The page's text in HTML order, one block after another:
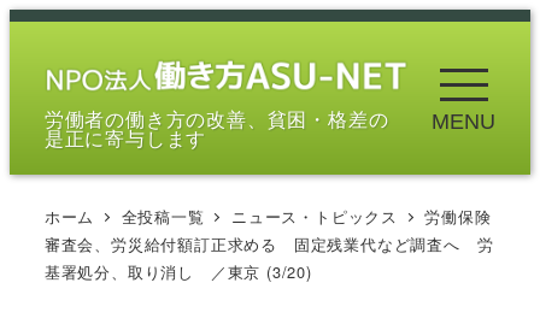
メ
労働者の働き方の改善、貧困・格差の
是正に寄与します
MENU
ホーム 全投稿一覧 ニュース・トピックス
労働保険
審査会、労災給付額訂正求める 固定残業代など調査へ 労
基署処分、取り消し ／東京 (3/20)